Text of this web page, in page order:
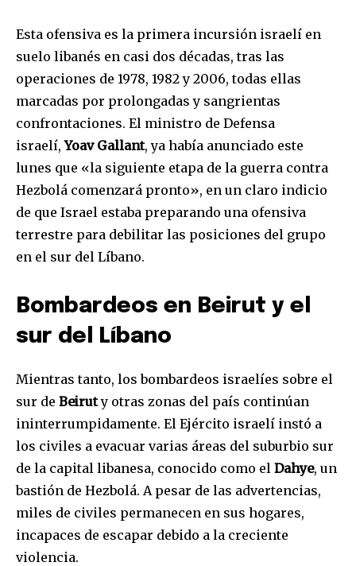
Esta ofensiva es la primera incursión israelí en
suelo libanés en casi dos décadas, tras las
operaciones de 1978, 1982 y 2006, todas ellas
marcadas por prolongadas y sangrientas
confrontaciones. El ministro de Defensa
israelí,Yoav Gallant, ya había anunciado este
lunes que «la siguiente etapa de la guerra contra
Hezbolá comenzará pronto», en un claro indicio
de que Israel estaba preparando una ofensiva
terrestre para debilitar las posiciones del grupo
en el sur del Líbano.
Bombardeos en Beirut y el
sur del Líbano
Mientras tanto, los bombardeos israelíes sobre el
sur de Beiruty otras zonas del país continúan
ininterrumpidamente. El Ejército israelí instó a
los civiles a evacuar varias áreas del suburbio sur
de la capital libanesa, conocido como el Dahye, un
bastión de Hezbolá. A pesar de las advertencias,
miles de civiles permanecen en sus hogares,
incapaces de escapar debido a la creciente
violencia.